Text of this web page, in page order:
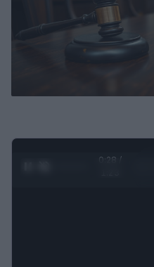
0:29 /